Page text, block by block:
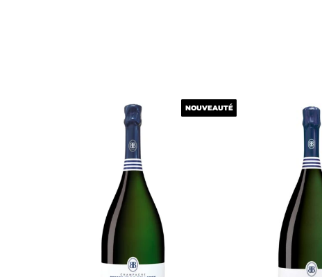
NOUVEAUTÉ
NOUVEAUTÉ